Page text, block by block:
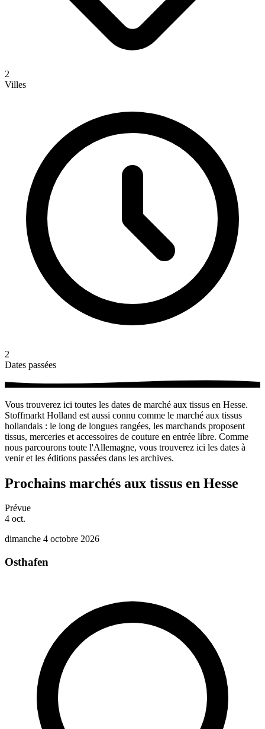
2
Villes
2
Dates passées
Vous trouverez ici toutes les dates de marché aux tissus en Hesse.
Stoffmarkt Holland est aussi connu comme le marché aux tissus
hollandais : le long de longues rangées, les marchands proposent
tissus, merceries et accessoires de couture en entrée libre. Comme
nous parcourons toute l'Allemagne, vous trouverez ici les dates à
venir et les éditions passées dans les archives.
Prochains marchés aux tissus en Hesse
Prévue
4 oct.
dimanche 4 octobre 2026
Osthafen